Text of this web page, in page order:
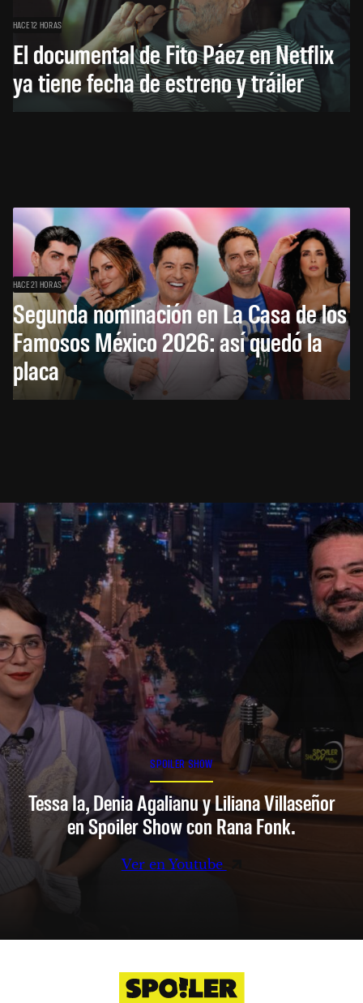
HACE 12 HORAS
El documental de Fito Páez en Netflix
ya tiene fecha de estreno y tráiler
HACE 21 HORAS
Segunda nominación en La Casa de los
Famosos México 2026: así quedó la
placa
SPOILER SHOW
Tessa Ia, Denia Agalianu y Liliana Villaseñor
en Spoiler Show con Rana Fonk.
Ver en Youtube